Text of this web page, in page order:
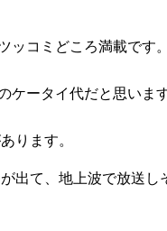
コミどころ満載です
ータイ代だと思いま
ります。
出て、地上波で放送し